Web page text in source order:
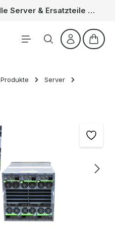
Sommer-Deal: 15% auf alle Server & Ersatzteile – Kein Code nötig, der Rabatt wird automatisch im Warenkorb abgezogen. Gültig vom 01.06. bis 31.08.
Produkte
Server